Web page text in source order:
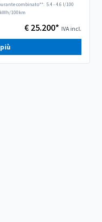
combinato**: 5.4 - 4.6 l/100
100km
€ 25.200* IVA incl.